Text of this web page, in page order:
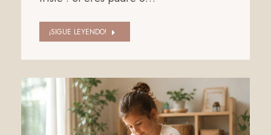
¡SIGUE LEYENDO!